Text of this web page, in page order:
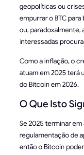
geopolíticas ou
empurrar o BTC
ou, paradoxalmente,
interessadas
Como a inflação, o
atuam em 2025 terá
do Bitcoin em 2026.
O Que Isto
Se 2025 terminar
regulamentação de
então o Bitcoin